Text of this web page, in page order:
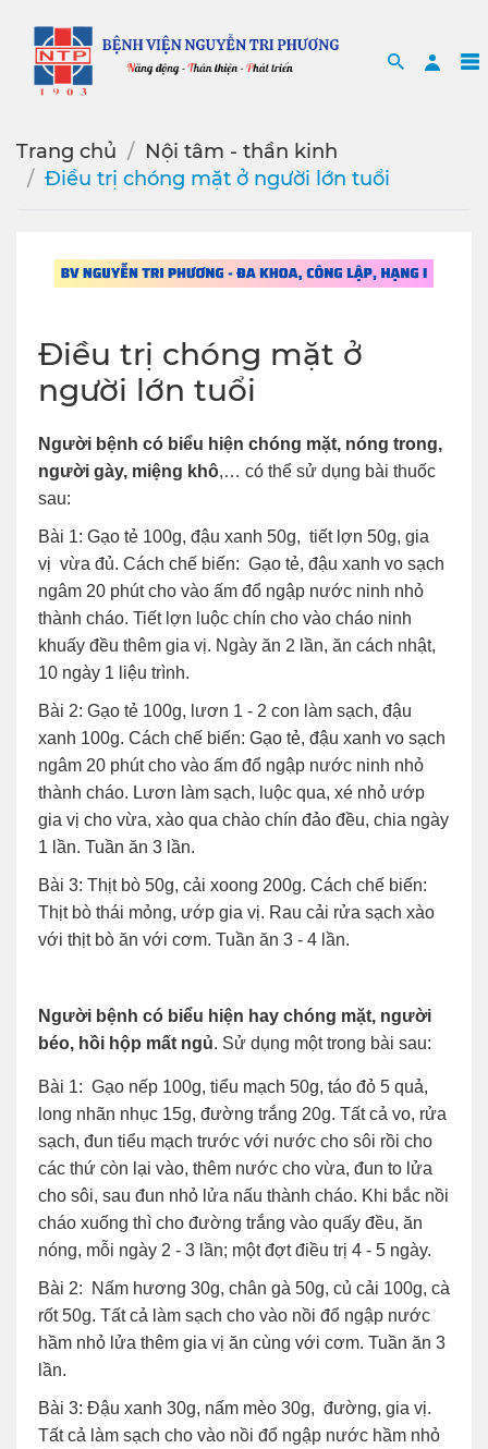
Search
Trang chủ
Nội tâm - thần kinh
Điều trị chóng mặt ở người lớn tuổi
Điều trị chóng mặt ở
người lớn tuổi
Người bệnh có biểu hiện chóng mặt, nóng trong,
người gày, miệng khô,… có thể sử dụng bài thuốc
sau:
Bài 1: Gạo tẻ 100g, đậu xanh 50g, tiết lợn 50g, gia
vị vừa đủ. Cách chế biến: Gạo tẻ, đậu xanh vo sạch
ngâm 20 phút cho vào ấm đổ ngập nước ninh nhỏ
thành cháo. Tiết lợn luộc chín cho vào cháo ninh
khuấy đều thêm gia vị. Ngày ăn 2 lần, ăn cách nhật,
10 ngày 1 liệu trình.
Bài 2: Gạo tẻ 100g, lươn 1 - 2 con làm sạch, đậu
xanh 100g. Cách chế biến: Gạo tẻ, đậu xanh vo sạch
ngâm 20 phút cho vào ấm đổ ngập nước ninh nhỏ
thành cháo. Lươn làm sạch, luộc qua, xé nhỏ ướp
gia vị cho vừa, xào qua chào chín đảo đều, chia ngày
1 lần. Tuần ăn 3 lần.
Bài 3: Thịt bò 50g, cải xoong 200g. Cách chế biến:
Thịt bò thái mỏng, ướp gia vị. Rau cải rửa sạch xào
với thịt bò ăn với cơm. Tuần ăn 3 - 4 lần.
Người bệnh có biểu hiện hay chóng mặt, người
béo, hồi hộp mất ngủ. Sử dụng một trong bài sau:
Bài 1: Gạo nếp 100g, tiểu mạch 50g, táo đỏ 5 quả,
long nhãn nhục 15g, đường trắng 20g. Tất cả vo, rửa
sạch, đun tiểu mạch trước với nước cho sôi rồi cho
các thứ còn lại vào, thêm nước cho vừa, đun to lửa
cho sôi, sau đun nhỏ lửa nấu thành cháo. Khi bắc nồi
cháo xuống thì cho đường trắng vào quấy đều, ăn
nóng, mỗi ngày 2 - 3 lần; một đợt điều trị 4 - 5 ngày.
Bài 2: Nấm hương 30g, chân gà 50g, củ cải 100g, cà
rốt 50g. Tất cả làm sạch cho vào nồi đổ ngập nước
hầm nhỏ lửa thêm gia vị ăn cùng với cơm. Tuần ăn 3
lần.
Bài 3: Đậu xanh 30g, nấm mèo 30g, đường, gia vị.
Tất cả làm sạch cho vào nồi đổ ngập nước hầm nhỏ